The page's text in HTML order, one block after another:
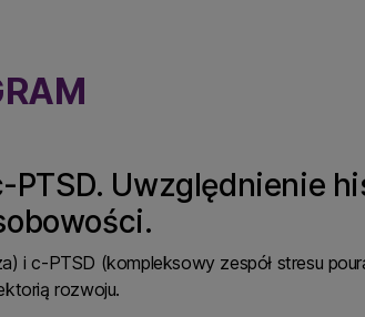
PTSD. Uwzględnienie
i c-PTSD (kompleksowy zespół stresu
rozwoju.